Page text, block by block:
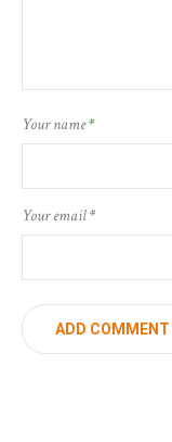
Your name*
Your email*